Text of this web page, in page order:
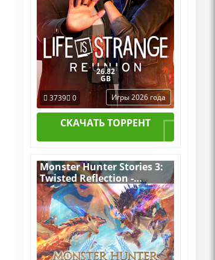
26.82
GB
3739 0 Игры 2026 года
СКАЧАТЬ ТОРРЕНТ
Monster Hunter Stories 3:
Twisted Reflection -
Premium Deluxe Edition
v.Build 22373924
[RUS|ENG] (2026) PC
Пиратка Portable + All
DLCs